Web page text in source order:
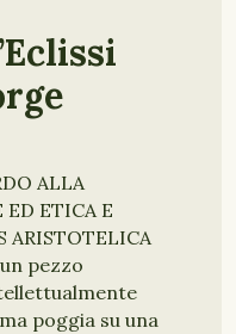
ALLA
ETICA E
ARISTOTELICA
pezzo
poggia su una